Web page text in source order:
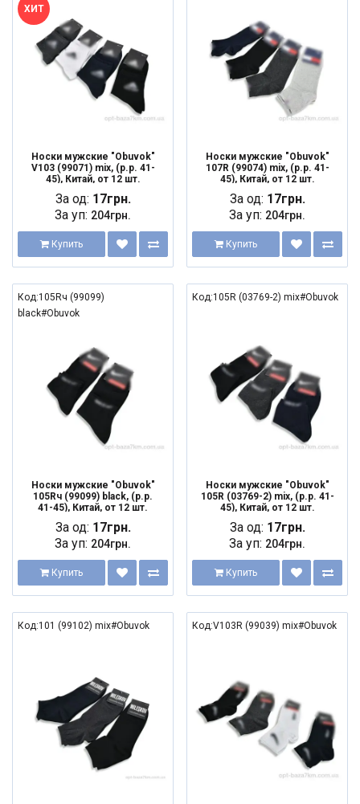
ХИТ
Носки мужские "Obuvok"
V103 (99071) mix, (р.р. 41-
45), Китай, от 12 шт.
За од: 17грн.
За уп: 204грн.
Купить
Носки мужские "Obuvok"
107R (99074) mix, (р.р. 41-
45), Китай, от 12 шт.
За од: 17грн.
За уп: 204грн.
Купить
Код:105Rч (99099)
black#Obuvok
Носки мужские "Obuvok"
105Rч (99099) black, (р.р.
41-45), Китай, от 12 шт.
За од: 17грн.
За уп: 204грн.
Купить
Код:105R (03769-2) mix#Obuvok
Носки мужские "Obuvok"
105R (03769-2) mix, (р.р. 41-
45), Китай, от 12 шт.
За од: 17грн.
За уп: 204грн.
Купить
Код:101 (99102) mix#Obuvok Код:V103R (99039) mix#Obuvok